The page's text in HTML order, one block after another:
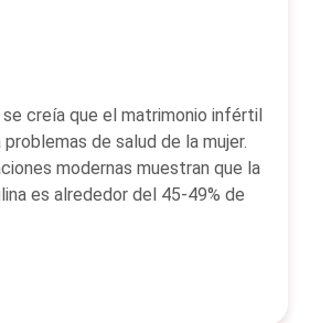
creía que el matrimonio infértil
de salud de la mujer.
modernas muestran que la
es alrededor del 45-49% de